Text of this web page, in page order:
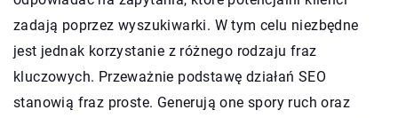
zadają poprzez wyszukiwarki. W tym celu niezbędne
jest jednak korzystanie z różnego rodzaju fraz
kluczowych. Przeważnie podstawę działań SEO
stanowią fraz proste. Generują one spory ruch oraz